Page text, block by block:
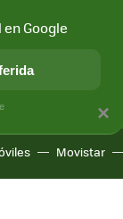
Movistar
×
Google